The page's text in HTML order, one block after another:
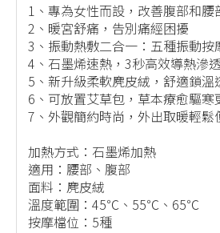
1、專為女性而設，改善腹部和腰
2、暖宮舒痛，告別痛經困擾
3、振動熱敷二合一：五種振動按
4、石墨烯速熱，3秒高效導熱滲
5、新升級柔軟麂皮絨，舒適鎖溫
6、可放置艾草包，草本療愈驅寒
7、外觀簡約時尚，外出取暖輕鬆
加熱方式：石墨烯加熱
適用：腰部、腹部
面料：麂皮絨
溫度範圍：45℃、55℃、65℃
按摩檔位：5種